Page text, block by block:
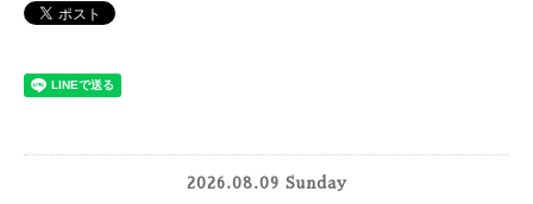
2026.08.09 Sunday